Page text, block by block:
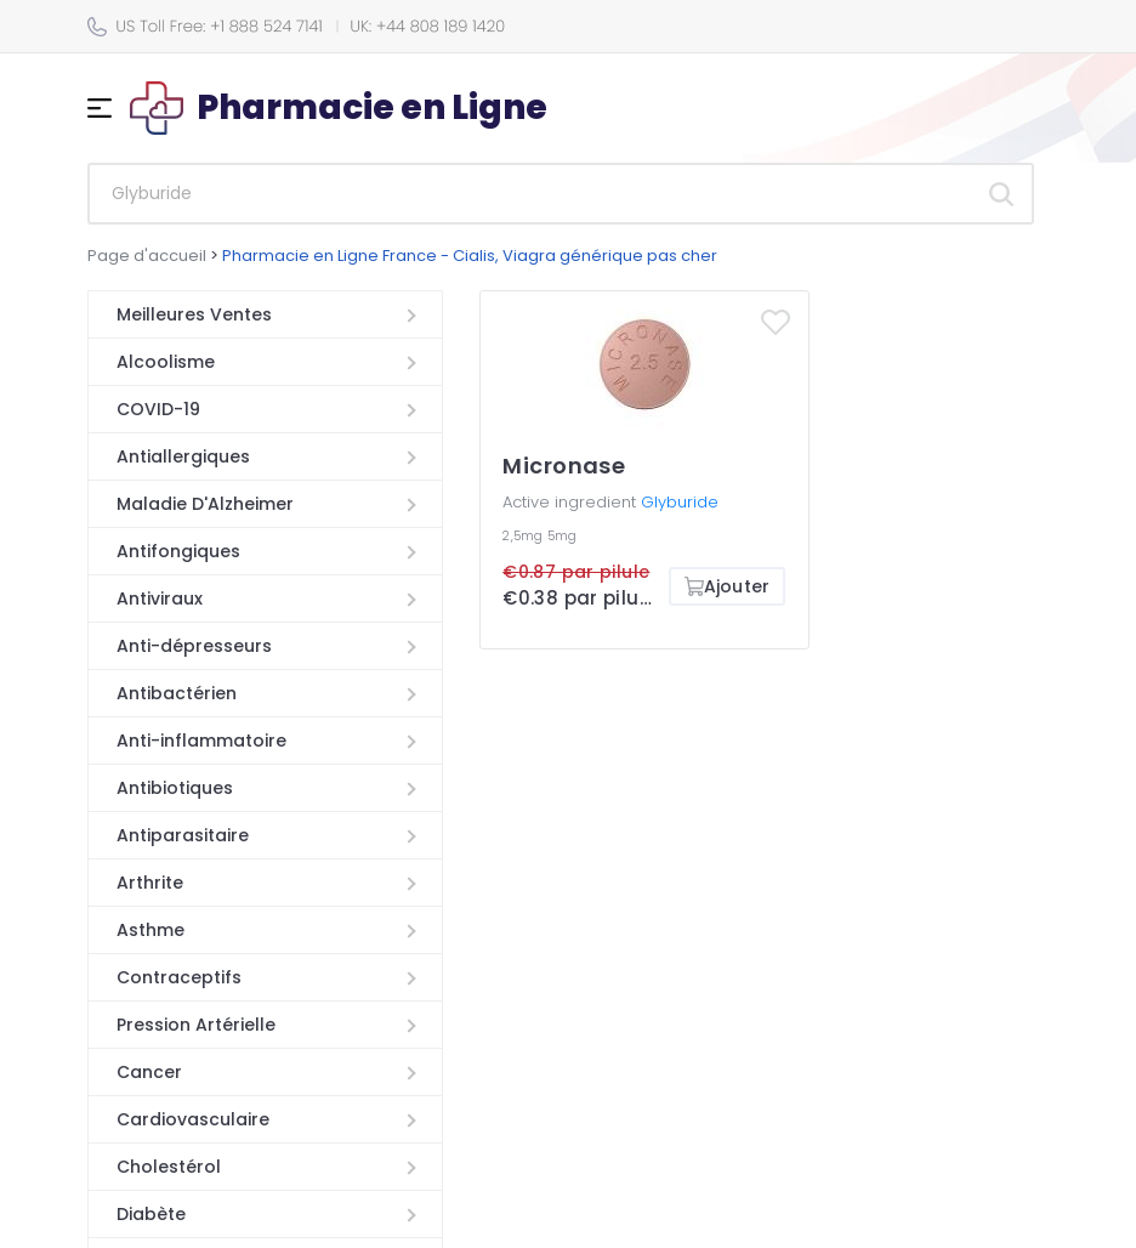
Pharmacie en Ligne
Page d'accueil > Pharmacie en Ligne France - Cialis, Viagra générique pas cher
Meilleures Ventes
Alcoolisme
COVID-19
Antiallergiques
Maladie D'Alzheimer
Antifongiques
Antiviraux
Anti-dépresseurs
Antibactérien
Anti-inflammatoire
Antibiotiques
Antiparasitaire
Arthrite
Asthme
Contraceptifs
Pression Artérielle
Cancer
Cardiovasculaire
Cholestérol
Diabète
Micronase
Active ingredient Glyburide
2,5mg 5mg
€0.87 par pilule
€0.38 par pilule Ajouter